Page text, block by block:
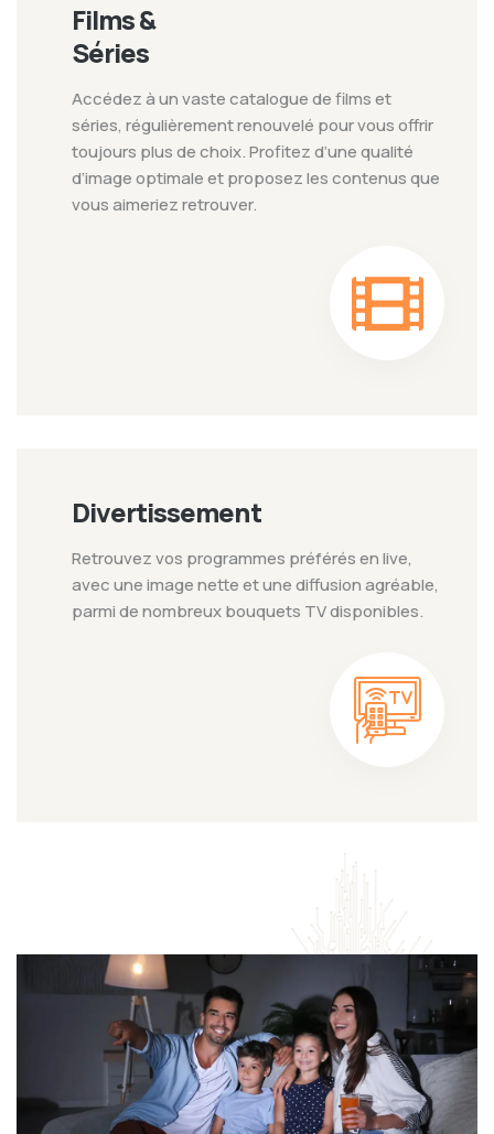
Films &
Séries
Accédez à un vaste catalogue de films et
séries, régulièrement renouvelé pour vous offrir
toujours plus de choix. Profitez d’une qualité
d’image optimale et proposez les contenus que
vous aimeriez retrouver.
Divertissement
Retrouvez vos programmes préférés en live,
avec une image nette et une diffusion agréable,
parmi de nombreux bouquets TV disponibles.